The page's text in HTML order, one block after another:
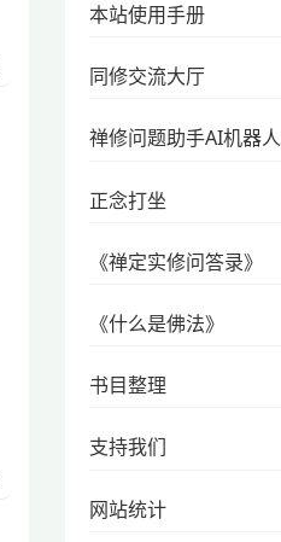
本站使用手册
同修交流大厅
禅修问题助手AI机器人
正念打坐
《禅定实修问答录》
《什么是佛法》
书目整理
支持我们
网站统计